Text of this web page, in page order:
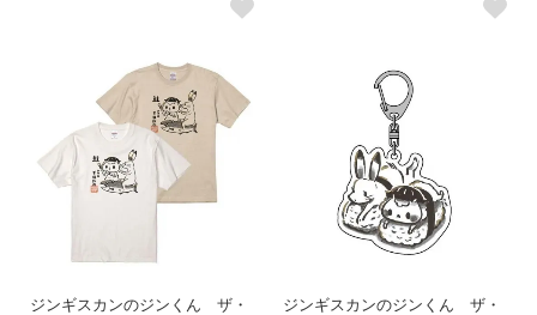
ジンギスカンのジンくん ザ・
ジンギスカンのジンくん ザ・